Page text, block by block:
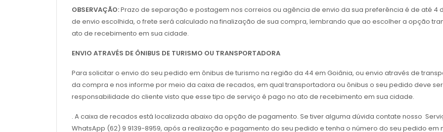
OBSERVAÇÃO:Prazo de separação e postagem nos correios ou agência de envio da sua preferência é de até 4
de envio escolhida, o frete será calculado na finalização de sua compra, lembrando que ao escolher a opção
ato de recebimento em sua cidade.
ENVIO ATRAVÉS DE ÔNIBUS DE TURISMO OU TRANSPORTADORA
Para solicitar o envio do seu pedido em ônibus de turismo na região da 44 em Goiânia, ou envio através de
da compra e nos informe por meio da caixa de recados, em qual transportadora ou ônibus o seu pedido deve
responsabilidade do cliente visto que esse tipo de serviço é pago no ato de recebimento em sua cidade.
. A caixa de recados está localizada abaixo da opção de pagamento. Se tiver alguma dúvida contate nosso
WhatsApp (62) 9 9139-8959, após a realização e pagamento do seu pedido e tenha o número do seu pedido